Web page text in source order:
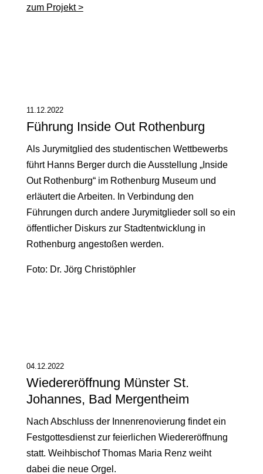
zum Projekt >
11.12.2022
Führung Inside Out Rothenburg
Als Jurymitglied des studentischen Wettbewerbs
führt Hanns Berger durch die Ausstellung „Inside
Out Rothenburg“ im Rothenburg Museum und
erläutert die Arbeiten. In Verbindung den
Führungen durch andere Jurymitglieder soll so ein
öffentlicher Diskurs zur Stadtentwicklung in
Rothenburg angestoßen werden.
Foto: Dr. Jörg Christöphler
04.12.2022
Wiedereröffnung Münster St.
Johannes, Bad Mergentheim
Nach Abschluss der Innenrenovierung findet ein
Festgottesdienst zur feierlichen Wiedereröffnung
statt. Weihbischof Thomas Maria Renz weiht
dabei die neue Orgel.